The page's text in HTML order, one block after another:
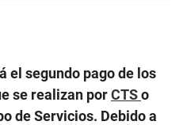
el segundo pago de los
se realizan porCTSo
de Servicios. Debido a